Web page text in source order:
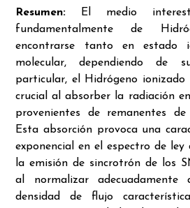
Resumen: El medio
fundamentalmente de
encontrarse tanto en estado
molecular, dependiendo de
particular, el Hidrógeno ionizado
crucial al absorber la radiación
provenientes de remanentes de
Esta absorción provoca una
exponencial en el espectro de
la emisión de sincrotrón de los
al normalizar
densidad de flujo